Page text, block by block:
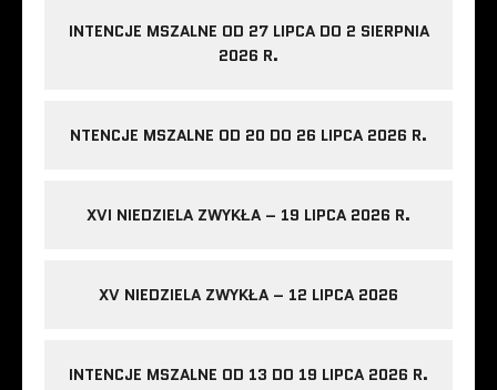
INTENCJE MSZALNE OD 27 LIPCA DO 2 SIERPNIA
2026 R.
NTENCJE MSZALNE OD 20 DO 26 LIPCA 2026 R.
XVI NIEDZIELA ZWYKŁA – 19 LIPCA 2026 R.
XV NIEDZIELA ZWYKŁA – 12 LIPCA 2026
INTENCJE MSZALNE OD 13 DO 19 LIPCA 2026 R.